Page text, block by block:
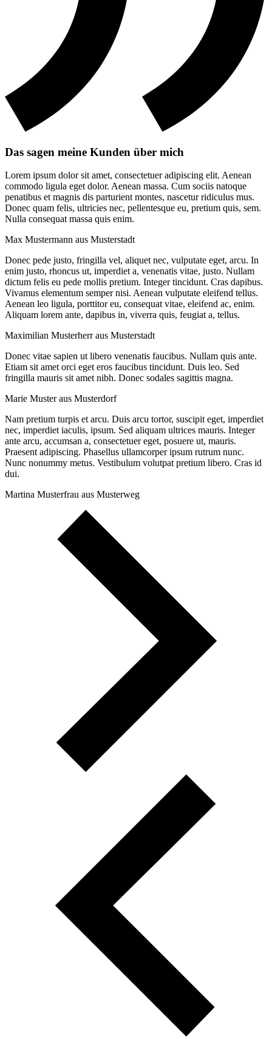
Das sagen meine Kunden über mich
Lorem ipsum dolor sit amet, consectetuer adipiscing elit. Aenean
commodo ligula eget dolor. Aenean massa. Cum sociis natoque
penatibus et magnis dis parturient montes, nascetur ridiculus mus.
Donec quam felis, ultricies nec, pellentesque eu, pretium quis, sem.
Nulla consequat massa quis enim.
Max Mustermann aus Musterstadt
Donec pede justo, fringilla vel, aliquet nec, vulputate eget, arcu. In
enim justo, rhoncus ut, imperdiet a, venenatis vitae, justo. Nullam
dictum felis eu pede mollis pretium. Integer tincidunt. Cras dapibus.
Vivamus elementum semper nisi. Aenean vulputate eleifend tellus.
Aenean leo ligula, porttitor eu, consequat vitae, eleifend ac, enim.
Aliquam lorem ante, dapibus in, viverra quis, feugiat a, tellus.
Maximilian Musterherr aus Musterstadt
Donec vitae sapien ut libero venenatis faucibus. Nullam quis ante.
Etiam sit amet orci eget eros faucibus tincidunt. Duis leo. Sed
fringilla mauris sit amet nibh. Donec sodales sagittis magna.
Marie Muster aus Musterdorf
Nam pretium turpis et arcu. Duis arcu tortor, suscipit eget, imperdiet
nec, imperdiet iaculis, ipsum. Sed aliquam ultrices mauris. Integer
ante arcu, accumsan a, consectetuer eget, posuere ut, mauris.
Praesent adipiscing. Phasellus ullamcorper ipsum rutrum nunc.
Nunc nonummy metus. Vestibulum volutpat pretium libero. Cras id
dui.
Martina Musterfrau aus Musterweg